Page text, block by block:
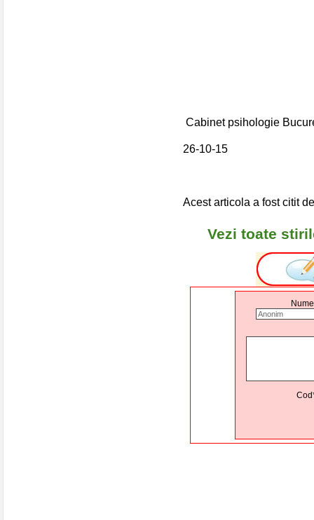
Cabinet psihologie
26-10-15
Acest articola a fost citit
Vezi toate